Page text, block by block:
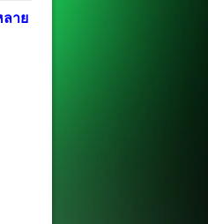
าย